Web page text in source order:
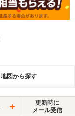
地図から探す
更新時に
メール受信